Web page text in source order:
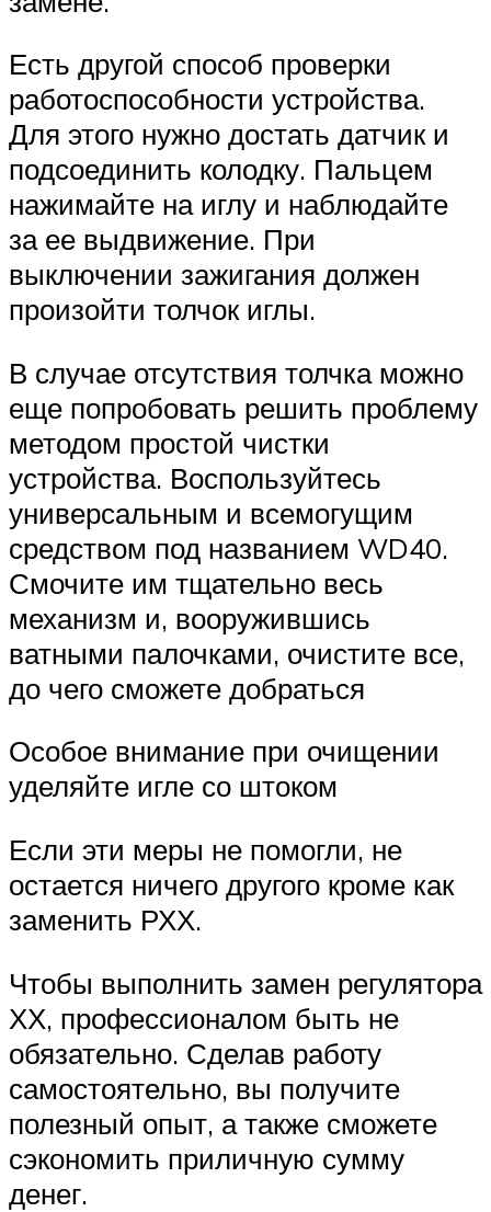
Есть другой способ проверки
работоспособности устройства.
Для этого нужно достать датчик и
подсоединить колодку. Пальцем
нажимайте на иглу и наблюдайте
за ее выдвижение. При
выключении зажигания должен
произойти толчок иглы.
В случае отсутствия толчка можно
еще попробовать решить проблему
методом простой чистки
устройства. Воспользуйтесь
универсальным и всемогущим
средством под названием WD40.
Смочите им тщательно весь
механизм и, вооружившись
ватными палочками, очистите все,
до чего сможете добраться
Особое внимание при очищении
уделяйте игле со штоком
Если эти меры не помогли, не
остается ничего другого кроме как
заменить РХХ.
Чтобы выполнить замен регулятора
ХХ, профессионалом быть не
обязательно. Сделав работу
самостоятельно, вы получите
полезный опыт, а также сможете
сэкономить приличную сумму
денег.